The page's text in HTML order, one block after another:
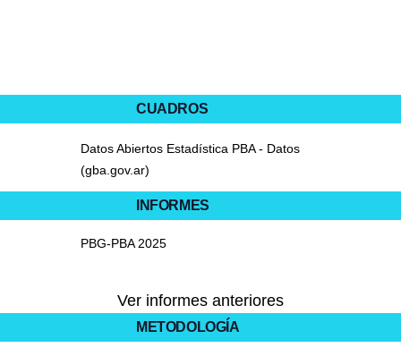
CUADROS
Datos Abiertos Estadística PBA - Datos
(gba.gov.ar)
INFORMES
PBG-PBA 2025
Ver informes anteriores
METODOLOGÍA